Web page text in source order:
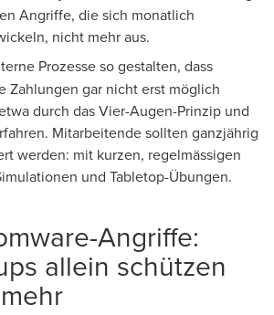
Angriffe, die sich monatlich
nicht mehr aus.
Prozesse so gestalten, dass
Zahlungen gar nicht erst möglich
durch das Vier-Augen-Prinzip und
Mitarbeitende sollten ganzjährig
werden: mit kurzen, regelmässigen
und Tabletop-Übungen.
Angriffe:
allein schützen